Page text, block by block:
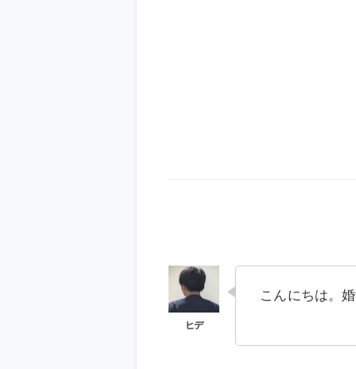
こんにちは。